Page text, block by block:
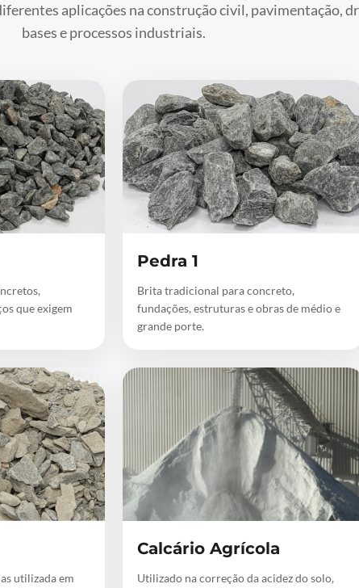
aplicações na construção civil, pavimentação,
bases e processos industriais.
que exigem
Pedra 1
Brita tradicional para concreto,
fundações, estruturas e obras de médio e
grande porte.
utilizada em
Calcário Agrícola
Utilizado na correção da acidez do solo,